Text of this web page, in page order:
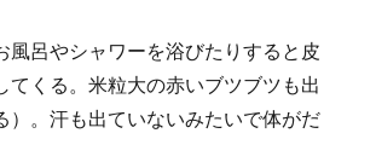
風呂やシャワーを浴びたりすると皮
てくる。米粒大の赤いブツブツも出
）。汗も出ていないみたいで体がだ